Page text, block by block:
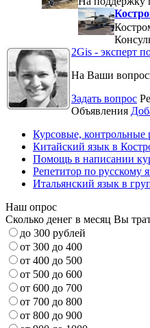
2Gis - эксперт
На Ваши
Задать вопрос
Объявления
Курсовые, контрольные
Китайский язык в
Помощь в написании
Репетитор по русскому
Итальянский язык в
Наш опрос
Сколько денег в месяц Вы
до 300 рублей
от 300 до 400
от 400 до 500
от 500 до 600
от 600 до 700
от 700 до 800
от 800 до 900